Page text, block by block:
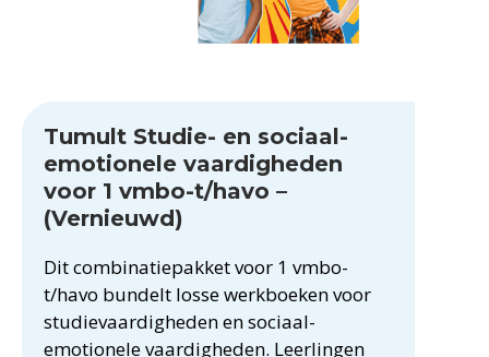
Tumult Studie- en sociaal-
emotionele vaardigheden
voor 1 vmbo-t/havo –
(Vernieuwd)
Dit combinatiepakket voor 1 vmbo-
t/havo bundelt losse werkboeken voor
studievaardigheden en sociaal-
emotionele vaardigheden. Leerlingen